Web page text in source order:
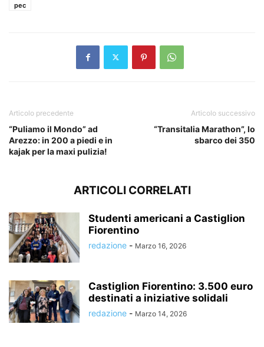
pec
Articolo precedente
“Puliamo il Mondo” ad
Arezzo: in 200 a piedi e in
kajak per la maxi pulizia!
Articolo successivo
“Transitalia Marathon”, lo
sbarco dei 350
ARTICOLI CORRELATI
Studenti americani a Castiglion
Fiorentino
redazione - Marzo 16, 2026
Castiglion Fiorentino: 3.500 euro
destinati a iniziative solidali
redazione - Marzo 14, 2026